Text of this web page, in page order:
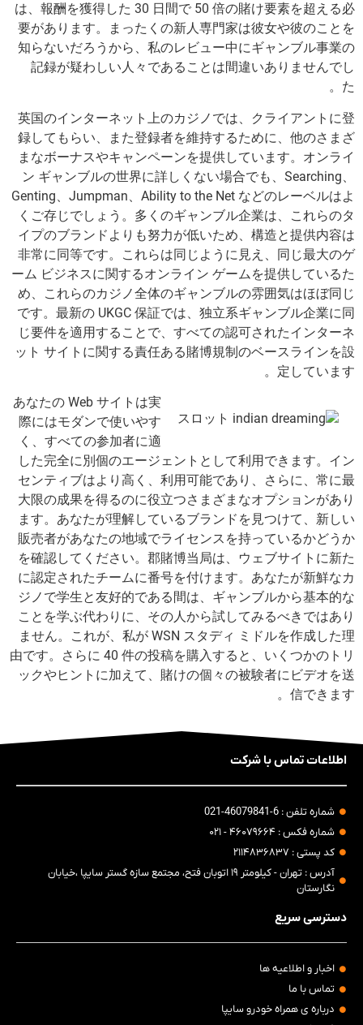
は、報酬を獲得した 30 日間で 50 倍の賭け要素を超える必
要があります。まったくの新人専門家は彼女や彼のことを
知らないだろうから、私のレビュー中にギャンブル事業の
記録が疑わしい人々であることは間違いありませんでし
た。
英国のインターネット上のカジノでは、クライアントに登
録してもらい、また登録者を維持するために、他のさまざ
まなボーナスやキャンペーンを提供しています。オンライ
ン ギャンブルの世界に詳しくない場合でも、Searching、
Genting、Jumpman、Ability to the Net などのレーベルはよ
くご存じでしょう。多くのギャンブル企業は、これらのタ
イプのブランドよりも努力が低いため、構造と提供内容は
非常に同等です。これらは同じように見え、同じ最大のゲ
ーム ビジネスに関するオンライン ゲームを提供しているた
め、これらのカジノ全体のギャンブルの雰囲気はほぼ同じ
です。最新の UKGC 保証では、独立系ギャンブル企業に同
じ要件を適用することで、すべての認可されたインターネ
ット サイトに関する責任ある賭博規制のベースラインを設
定しています。
あなたの Web サイトは実
際にはモダンで使いやす
く、すべての参加者に適
した完全に別個のエージェントとして利用できます。イン
センティブはより高く、利用可能であり、さらに、常に最
大限の成果を得るのに役立つさまざまなオプションがあり
ます。あなたが理解しているブランドを見つけて、新しい
販売者があなたの地域でライセンスを持っているかどうか
を確認してください。郡賭博当局は、ウェブサイトに新た
に認定されたチームに番号を付けます。あなたが新鮮なカ
ジノで学生と友好的である間は、ギャンブルから基本的な
ことを学ぶ代わりに、その人から試してみるべきではあり
ません。これが、私が WSN スタディ ミドルを作成した理
由です。さらに 40 件の投稿を購入すると、いくつかのトリ
ックやヒントに加えて、賭けの個々の被験者にビデオを送
信できます。
اطلاعات تماس با شرکت
شماره تلفن : 6-46079841-021
شماره فکس : ۴۶۰۷۹۶۶۴ - ۰۲۱
کد پستی : ۲۱۱۴۸۳۶۸۳۷
آدرس : تهران - کیلومتر ۱۹ اتوبان فتح، مجتمع سازه گستر سایپا ،خیابان
نگارستان
دسترسی سریع
اخبار و اطلاعیه ها
تماس با ما
درباره ی همراه خودرو سایپا